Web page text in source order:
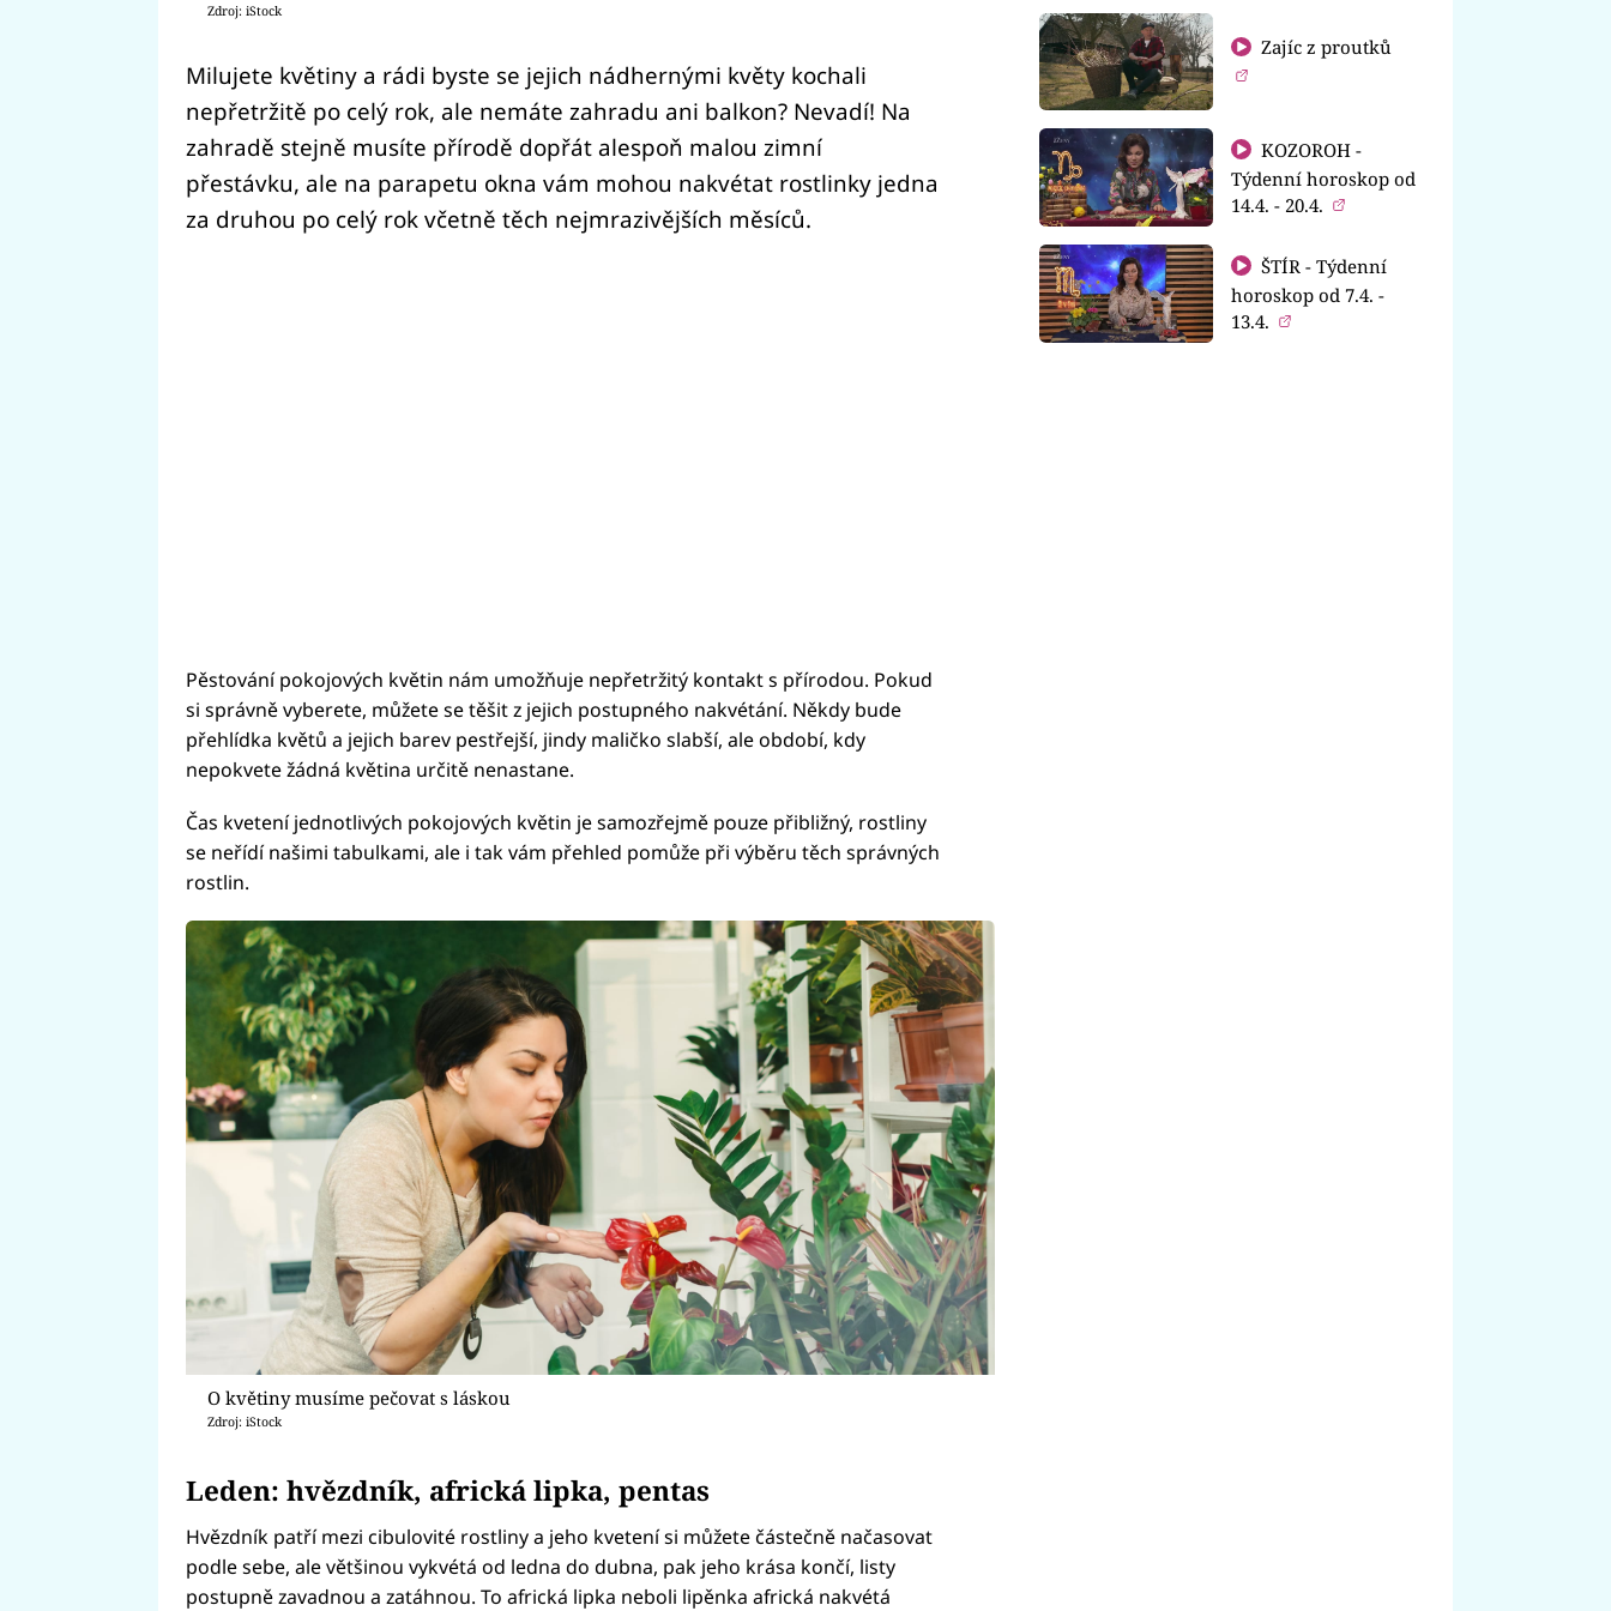
Zdroj: iStock
Milujete květiny a rádi byste se jejich nádhernými květy kochali
nepřetržitě po celý rok, ale nemáte zahradu ani balkon? Nevadí! Na
zahradě stejně musíte přírodě dopřát alespoň malou zimní
přestávku, ale na parapetu okna vám mohou nakvétat rostlinky jedna
za druhou po celý rok včetně těch nejmrazivějších měsíců.
Pěstování pokojových květin nám umožňuje nepřetržitý kontakt s přírodou. Pokud
si správně vyberete, můžete se těšit z jejich postupného nakvétání. Někdy bude
přehlídka květů a jejich barev pestřejší, jindy maličko slabší, ale období, kdy
nepokvete žádná květina určitě nenastane.
Čas kvetení jednotlivých pokojových květin je samozřejmě pouze přibližný, rostliny
se neřídí našimi tabulkami, ale i tak vám přehled pomůže při výběru těch správných
rostlin.
O květiny musíme pečovat s láskou
Zdroj: iStock
Leden: hvězdník, africká lipka, pentas
Hvězdník patří mezi cibulovité rostliny a jeho kvetení si můžete částečně načasovat
podle sebe, ale většinou vykvétá od ledna do dubna, pak jeho krása končí, listy
postupně zavadnou a zatáhnou. To africká lipka neboli lipěnka africká nakvétá
Zajíc z proutků
KOZOROH -
Týdenní horoskop od
14.4. - 20.4.
ŠTÍR - Týdenní
horoskop od 7.4. -
13.4.